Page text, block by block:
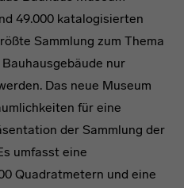
49.000 katalogisierten
Sammlung zum Thema
nur
Das neue Museum
für eine
der Sammlung der
umfasst eine
Quadratmetern und eine